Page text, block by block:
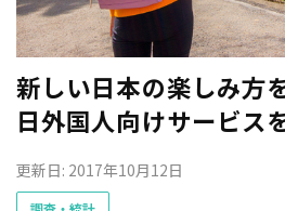
新しい日本の楽しみ方
日外国人向けサービス
更新日: 2017年10月12日